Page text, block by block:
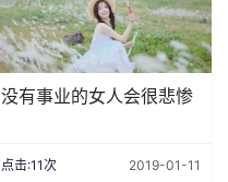
没有事业的女人会很悲惨
点击:11次 2019-01-11